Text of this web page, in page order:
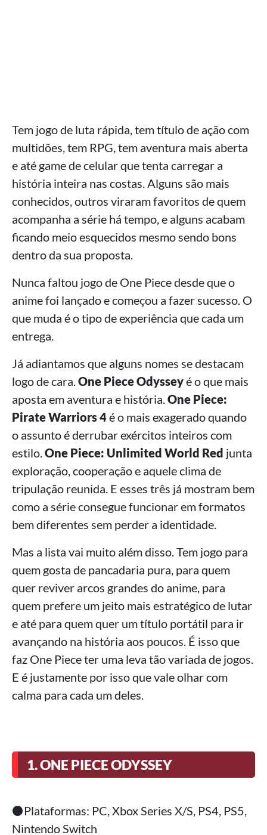
Tem jogo de luta rápida, tem título de ação com
multidões, tem RPG, tem aventura mais aberta
e até game de celular que tenta carregar a
história inteira nas costas. Alguns são mais
conhecidos, outros viraram favoritos de quem
acompanha a série há tempo, e alguns acabam
ficando meio esquecidos mesmo sendo bons
dentro da sua proposta.
Nunca faltou jogo de One Piece desde que o
anime foi lançado e começou a fazer sucesso. O
que muda é o tipo de experiência que cada um
entrega.
Já adiantamos que alguns nomes se destacam
logo de cara.One Piece Odysseyé o que mais
aposta em aventura e história.One Piece:
Pirate Warriors 4é o mais exagerado quando
o assunto é derrubar exércitos inteiros com
estilo.One Piece: Unlimited World Red junta
exploração, cooperação e aquele clima de
tripulação reunida. E esses três já mostram bem
como a série consegue funcionar em formatos
bem diferentes sem perder a identidade.
Mas a lista vai muito além disso. Tem jogo para
quem gosta de pancadaria pura, para quem
quer reviver arcos grandes do anime, para
quem prefere um jeito mais estratégico de lutar
e até para quem quer um título portátil para ir
avançando na história aos poucos. É isso que
faz One Piece ter uma leva tão variada de jogos.
E é justamente por isso que vale olhar com
calma para cada um deles.
1. ONE PIECE ODYSSEY
⚫Plataformas: PC, Xbox Series X/S, PS4, PS5,
Nintendo Switch